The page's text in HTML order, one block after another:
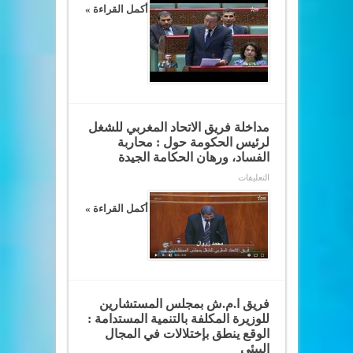
للشغل
يسائل
الحكومة
حول
ما
تعرضت
له
مغلقة
أكمل القراءة »
مداخلة فريق الاتحاد المغربي للشغل
لرئيس الحكومة حول : محاربة
الفساد، ورهان الحكامة الجيدة
التعليقات
فريق
المغربي
للشغل
لرئيس
الحكومة
حول
ورهان
الحكامة
الجيدة
مغلقة
أكمل القراءة »
فريق ا.م.ش بمجلس المستشارين
للوزيرة المكلفة بالتنمية المستدامة :
الوقع ينطق بإختلالات في المجال
البيئي